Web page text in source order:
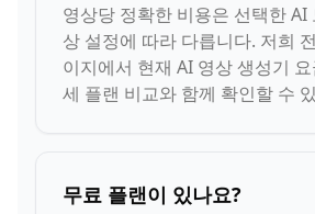
영상당 정확한 비용은 선택한 AI
상 설정에 따라 다릅니다. 저희
이지에서 현재 AI 영상 생성기
세 플랜 비교와 함께 확인할 수
무료 플랜이 있나요?